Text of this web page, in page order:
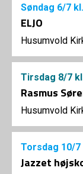
Søndag 6/7
ELJO
Husumvold
Tirsdag 8/7
Rasmus
Husumvold
Torsdag 10/7
Jazzet